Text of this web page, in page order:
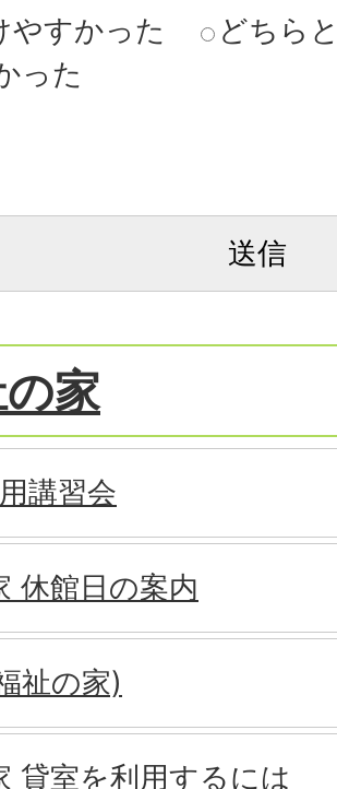
やすかった
どちら
った
家
講習会
休館日の案内
祉の家)
貸室を利用するには